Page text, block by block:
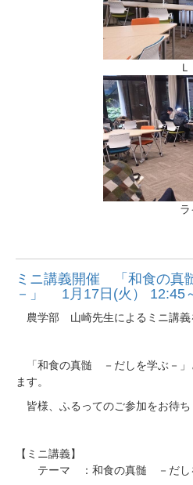
ＬＥＤライ
ライト利
ミニ講義開催 「和食の真
－」 1月17日(火） 12:45
農学部 山崎先生によるミニ講義
「和食の真髄 －だしを学ぶ－」
ます。
皆様、ふるってのご参加をお待ち
【ミニ講義】
テーマ ：和食の真髄 －だし